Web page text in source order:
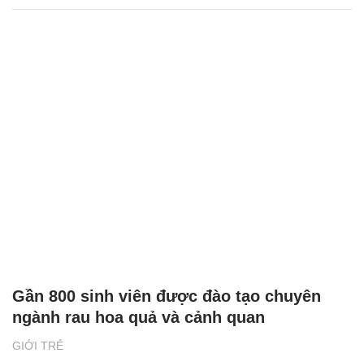
GIỚI TRẺ
Gần 800 sinh viên được đào tạo chuyên
ngành rau hoa quả và cảnh quan